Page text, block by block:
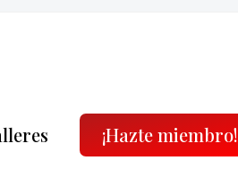
¡Hazte miembro!